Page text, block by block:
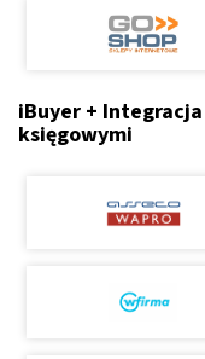
iBuyer +
księgowymi